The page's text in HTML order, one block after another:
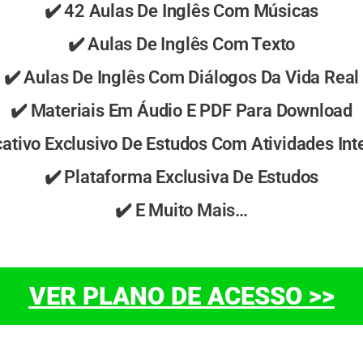
✔️ 42 Aulas De Inglês Com Músicas
✔️ Aulas De Inglês Com Texto
✔️ Aulas De Inglês Com Diálogos Da Vida Real
✔️ Materiais Em Áudio E PDF Para Download
Exclusivo De Estudos Com Atividades
✔️ Plataforma Exclusiva De Estudos
✔️ E Muito Mais…
VER PLANO DE ACESSO >>